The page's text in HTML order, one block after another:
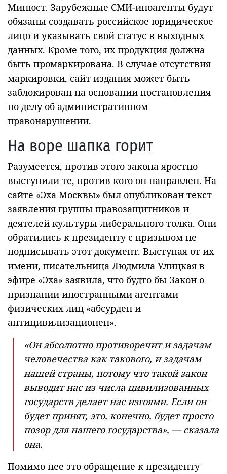
Минюст. Зарубежные СМИ-иноагенты будут
обязаны создавать российское юридическое
лицо и указывать свой статус в выходных
данных. Кроме того, их продукция должна
быть промаркирована. В случае отсутствия
маркировки, сайт издания может быть
заблокирован на основании постановления
по делу об административном
правонарушении.
На воре шапка горит
Разумеется, против этого закона яростно
выступили те, против кого он направлен. На
сайте «Эха Москвы» был опубликован текст
заявления группы правозащитников и
деятелей культуры либерального толка. Они
обратились к президенту с призывом не
подписывать этот документ. Выступая от их
имени, писательница Людмила Улицкая в
эфире «Эха» заявила, что будто бы Закон о
признании иностранными агентами
физических лиц «абсурден и
антицивилизационен».
«Он абсолютно противоречит и задачам
человечества как такового, и задачам
нашей страны, потому что такой закон
выводит нас из числа цивилизованных
государств делает нас изгоями. Если он
будет принят, это, конечно, будет просто
позор для нашего государства», — сказала
она.
Помимо нее это обращение к президенту